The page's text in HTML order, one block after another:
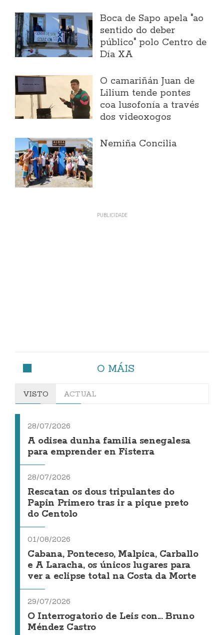
Boca de Sapo apela "ao
sentido do deber
público" polo Centro de
Día XA
O camariñán Juan de
Lilium tende pontes
coa lusofonía a través
dos videoxogos
Nemiña Concilia
O MÁIS
VISTO ACTUAL
28/07/2026
A odisea dunha familia senegalesa
para emprender en Fisterra
28/07/2026
Rescatan os dous tripulantes do
Papin Primero tras ir a pique preto
do Centolo
01/08/2026
Cabana, Ponteceso, Malpica, Carballo
e A Laracha, os únicos lugares para
ver a eclipse total na Costa da Morte
29/07/2026
O Interrogatorio de Leis con... Bruno
Méndez Castro